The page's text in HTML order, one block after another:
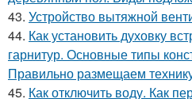
43. Устройство вытяжной
44. Как установить духовку
гарнитур. Основные типы
Правильно размещаем
45. Как отключить воду. Как